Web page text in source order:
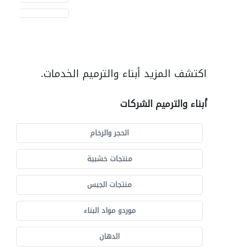
اكتشف المزيد أبناء والترميم الخدمات.
أبناء والترميم الشركات
الحجر والرخام
منتجات خشبية
منتجات الجبس
موردو مواد البناء
الدهان